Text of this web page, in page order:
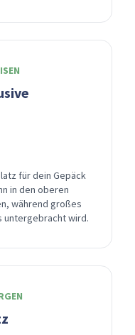
für dein Gepäck
in den oberen
während großes
untergebracht wird.